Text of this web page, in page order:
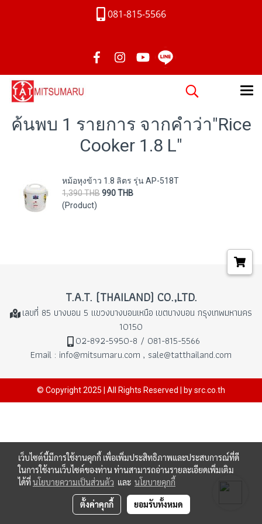
081-815-5566
ค้นพบ 1 รายการ จากคำว่า"Rice
Cooker 1.8 L"
หม้อหุงข้าว 1.8 ลิตร รุ่น AP-518T
1,390 THB990 THB
(Product)
T.A.T. (THAILAND) CO.,LTD.
เลขที่ 85 บางบอน 5 แขวงบางบอนเหนือ เขตบางบอน กรุงเทพมหานคร
10150
02-892-5950-8 / 081-815-5566
Email : info@mitsumaru.com , sale@tatthailand.com
© Copyright 2025 | All Rights Reserved | by src.co.th
เว็บไซต์นี้มีการใช้งานคุกกี้ เพื่อเพิ่มประสิทธิภาพและประสบการณ์ที่ดี
ในการใช้งานเว็บไซต์ของท่าน ท่านสามารถอ่านรายละเอียดเพิ่มเติม
ได้ที่นโยบายความเป็นส่วนตัว และ นโยบายคุกกี้
ตั้งค่าคุกกี้ ยอมรับทั้งหมด